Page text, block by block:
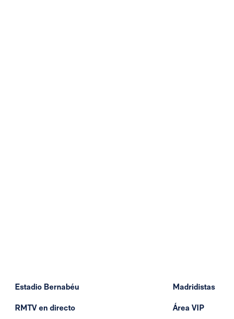
Estadio Bernabéu
RMTV en directo
Madridistas
Área VIP